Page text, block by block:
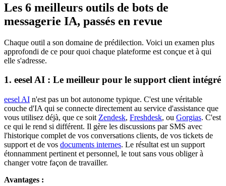
Les 6 meilleurs outils de bots de
messagerie IA, passés en revue
Chaque outil a son domaine de prédilection. Voici un examen plus
approfondi de ce pour quoi chaque plateforme est conçue et à qui
elle s'adresse.
1. eesel AI : Le meilleur pour le support client intégré
eesel AI n'est pas un bot autonome typique. C'est une véritable
couche d'IA qui se connecte directement au service d'assistance que
vous utilisez déjà, que ce soit Zendesk, Freshdesk, ou Gorgias. C'est
ce qui le rend si différent. Il gère les discussions par SMS avec
l'historique complet de vos conversations clients, de vos tickets de
support et de vos documents internes. Le résultat est un support
étonnamment pertinent et personnel, le tout sans vous obliger à
changer votre façon de travailler.
Avantages :